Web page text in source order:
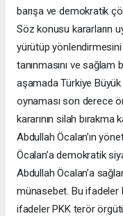
barışa ve demokratik
Söz konusu kararların
yürütüp yönlendirmesini
tanınmasını ve sağlam
aşamada Türkiye
oynaması son derece
kararının silah bırakma
Abdullah Öcalan’ın
Öcalan’a demokratik
Abdullah Öcalan’a
münasebet. Bu ifadeler
ifadeler PKK terör